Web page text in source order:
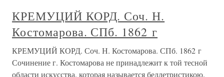
КРЕМУЦИЙ КОРД. Соч. Н.
Костомарова. СПб. 1862 г
КРЕМУЦИЙ КОРД. Соч. Н. Костомарова. СПб. 1862 г
Сочинение г. Костомарова не принадлежит к той тесной
области искусства, которая называется беллетристикою.